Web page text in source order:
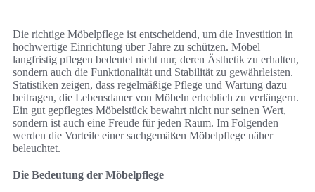
Die richtige Möbelpflege ist entscheidend, um die Investition in
hochwertige Einrichtung über Jahre zu schützen. Möbel
langfristig pflegen bedeutet nicht nur, deren Ästhetik zu erhalten,
sondern auch die Funktionalität und Stabilität zu gewährleisten.
Statistiken zeigen, dass regelmäßige Pflege und Wartung dazu
beitragen, die Lebensdauer von Möbeln erheblich zu verlängern.
Ein gut gepflegtes Möbelstück bewahrt nicht nur seinen Wert,
sondern ist auch eine Freude für jeden Raum. Im Folgenden
werden die Vorteile einer sachgemäßen Möbelpflege näher
beleuchtet.
Die Bedeutung der Möbelpflege